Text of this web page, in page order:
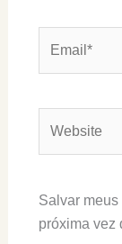
Salvar
próxima vez